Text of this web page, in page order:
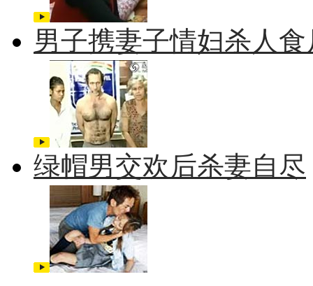
男子携妻子情妇杀人食
绿帽男交欢后杀妻自尽